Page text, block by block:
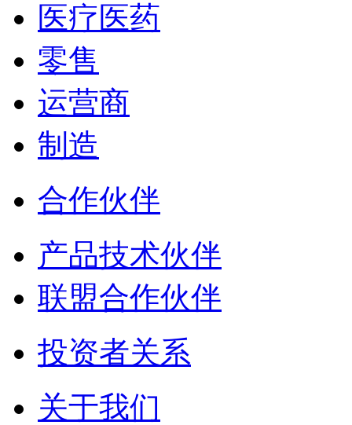
医疗医药
零售
运营商
制造
合作伙伴
产品技术伙伴
联盟合作伙伴
投资者关系
关于我们